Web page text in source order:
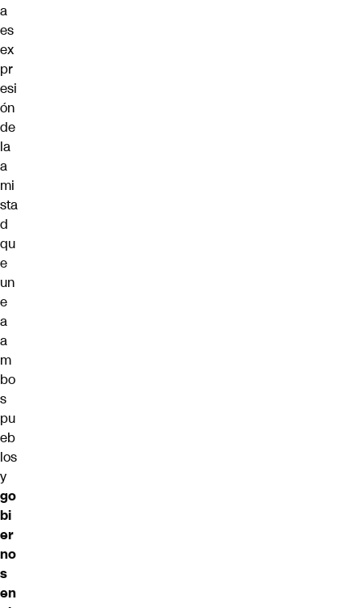
a
es
ex
pr
esi
ón
de
la
a
mi
sta
d
qu
e
un
e
a
a
m
bo
s
pu
eb
los
y
go
bi
er
no
s
en